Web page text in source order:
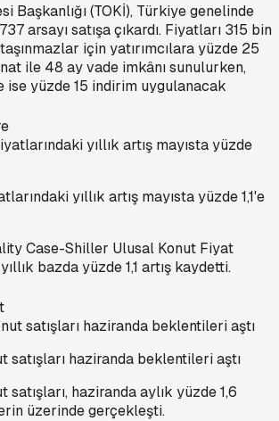
Başkanlığı (TOKİ), Türkiye genelinde
arsayı satışa çıkardı. Fiyatları 315 bin
için yatırımcılara yüzde 25
ile 48 ay vade imkânı sunulurken,
ise yüzde 15 indirim uygulanacak
yıllık artış mayısta yüzde 1,1'e
Case-Shiller Ulusal Konut Fiyat
bazda yüzde 1,1 artış kaydetti.
satışları haziranda beklentileri aştı
satışları, haziranda aylık yüzde 1,6
üzerinde gerçekleşti.